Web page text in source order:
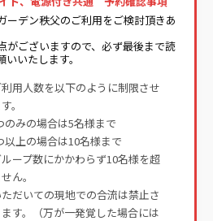
ーデン秩父のご利用をご検討頂きあ
がございますので、必ず最後まで読
いたします。
用人数を以下のように制限させ
。
みの場合は5名様まで
上の場合は10名様まで
ープ数にかかわらず10名様を超
ん。
だいての現地での合流は禁止さ
す。（万が一発覚した場合には